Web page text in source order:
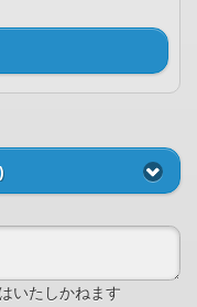
いたしかねます